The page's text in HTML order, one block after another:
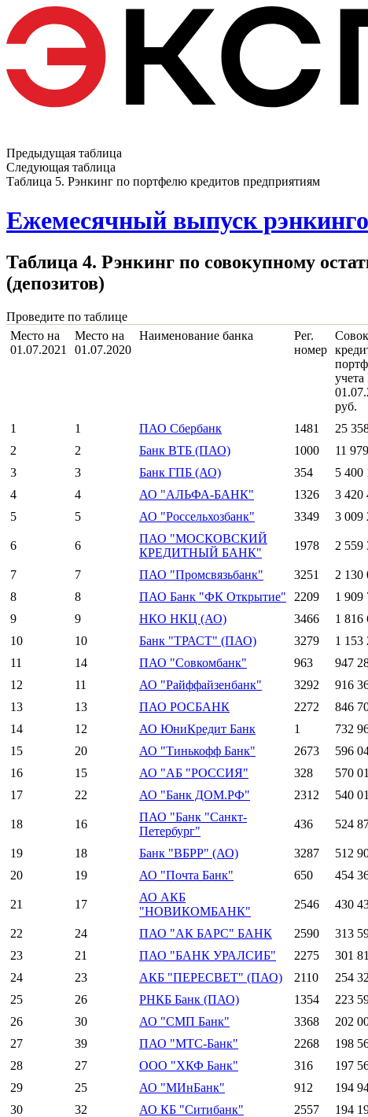
Предыдущая таблица
Следующая таблица
Таблица 5. Рэнкинг по портфелю кредитов предприятиям
Ежемесячный выпуск
Таблица 4. Рэнкинг по совокупному
(депозитов)
Проведите по таблице
Место на
01.07.2021
Место на
01.07.2020
Наименование банка
Рег.
номер
руб.
1 1 ПАО Сбербанк 1481 25
2
2 Банк ВТБ (ПАО) 1000 11
3
3 Банк ГПБ (АО) 354 5 400
4
4 АО "АЛЬФА-БАНК" 1326 3 420
5
5 АО "Россельхозбанк" 3349 3 009
6 6
ПАО "МОСКОВСКИЙ
КРЕДИТНЫЙ БАНК"
1978 2 559
7 7 ПАО "Промсвязьбанк" 3251 2 130
8
8 ПАО Банк "ФК Открытие" 2209 1 909
9
9 НКО НКЦ (АО) 3466 1 816
10
10 Банк "ТРАСТ" (ПАО) 3279 1 153
11
14 ПАО "Совкомбанк" 963 947
12
11 АО "Райффайзенбанк" 3292 916
13
13 ПАО РОСБАНК 2272 846
14
12 АО ЮниКредит Банк 1 732
15
20 АО "Тинькофф Банк" 2673 596
16
15 АО "АБ "РОССИЯ" 328 570
17
22 АО "Банк ДОМ.РФ" 2312 540
18 16
ПАО "Банк "Санкт-
Петербург"
436 524
19 18 Банк "ВБРР" (АО) 3287 512
20
19 АО "Почта Банк" 650 454
21 17
АО АКБ
"НОВИКОМБАНК"
2546 430
22 24 ПАО "АК БАРС" БАНК 2590 313
23
21 ПАО "БАНК УРАЛСИБ" 2275 301
24
23 АКБ "ПЕРЕСВЕТ" (ПАО) 2110 254
25
26 РНКБ Банк (ПАО) 1354 223
26
30 АО "СМП Банк" 3368 202
27
39 ПАО "МТС-Банк" 2268 198
28
27 ООО "ХКФ Банк" 316 197
29
25 АО "МИнБанк" 912 194
30
32 АО КБ "Ситибанк" 2557 194